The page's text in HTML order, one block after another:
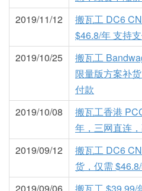
2019/11/12
搬瓦工 DC6
$46.8/年 支持
2019/10/25
搬瓦工
限量版方案补
付款
2019/10/08
搬瓦工香港
年，三网直连
2019/09/12
搬瓦工 DC6
货，仅需